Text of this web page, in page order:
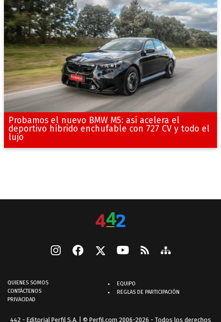
Probamos el nuevo BMW M5: así acelera el
deportivo híbrido enchufable con 727 CV y todo el
lujo
QUIENES SOMOS
CONTÁCTENOS
PRIVACIDAD
EQUIPO
REGLAS DE PARTICIPACIÓN
442 - Editorial Perfil S.A. | © Perfil.com 2006-2026 - Todos los derechos